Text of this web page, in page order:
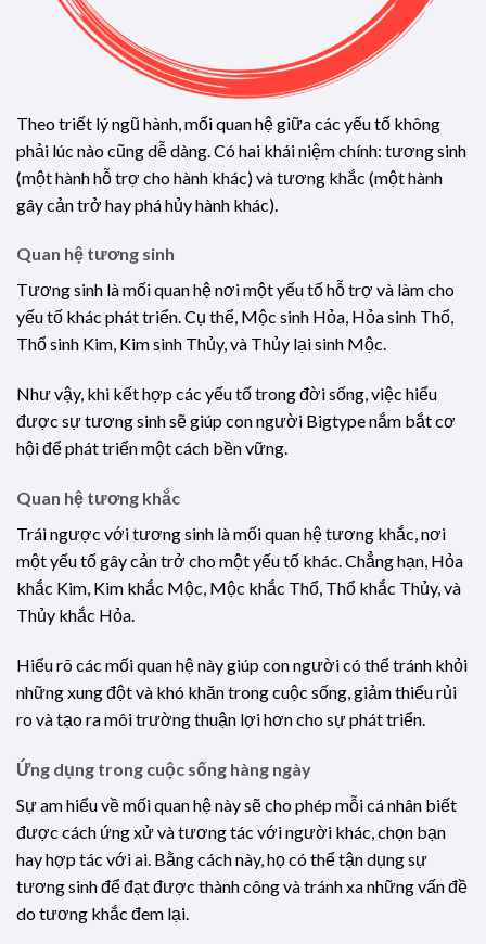
Theo triết lý ngũ hành, mối quan hệ giữa các yếu tố không
phải lúc nào cũng dễ dàng. Có hai khái niệm chính: tương sinh
(một hành hỗ trợ cho hành khác) và tương khắc (một hành
gây cản trở hay phá hủy hành khác).
Quan hệ tương sinh
Tương sinh là mối quan hệ nơi một yếu tố hỗ trợ và làm cho
yếu tố khác phát triển. Cụ thể, Mộc sinh Hỏa, Hỏa sinh Thổ,
Thổ sinh Kim, Kim sinh Thủy, và Thủy lại sinh Mộc.
Như vậy, khi kết hợp các yếu tố trong đời sống, việc hiểu
được sự tương sinh sẽ giúp con người Bigtype nắm bắt cơ
hội để phát triển một cách bền vững.
Quan hệ tương khắc
Trái ngược với tương sinh là mối quan hệ tương khắc, nơi
một yếu tố gây cản trở cho một yếu tố khác. Chẳng hạn, Hỏa
khắc Kim, Kim khắc Mộc, Mộc khắc Thổ, Thổ khắc Thủy, và
Thủy khắc Hỏa.
Hiểu rõ các mối quan hệ này giúp con người có thể tránh khỏi
những xung đột và khó khăn trong cuộc sống, giảm thiểu rủi
ro và tạo ra môi trường thuận lợi hơn cho sự phát triển.
Ứng dụng trong cuộc sống hàng ngày
Sự am hiểu về mối quan hệ này sẽ cho phép mỗi cá nhân biết
được cách ứng xử và tương tác với người khác, chọn bạn
hay hợp tác với ai. Bằng cách này, họ có thể tận dụng sự
tương sinh để đạt được thành công và tránh xa những vấn đề
do tương khắc đem lại.